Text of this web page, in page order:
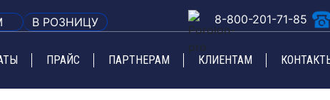
В РОЗНИЦУ 8-800-201-71-85
ПРАЙС ПАРТНЕРАМ КЛИЕНТАМ